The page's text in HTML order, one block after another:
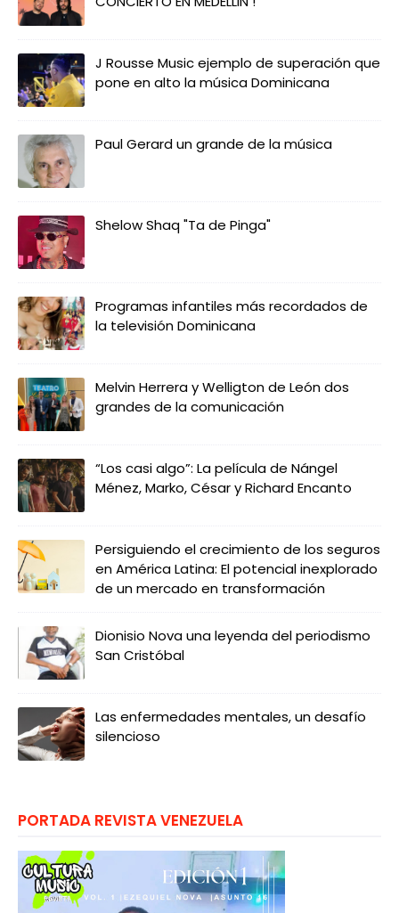
J Rousse Music ejemplo de superación que
pone en alto la música Dominicana
Paul Gerard un grande de la música
Shelow Shaq "Ta de Pinga"
Programas infantiles más recordados de
la televisión Dominicana
Melvin Herrera y Welligton de León dos
grandes de la comunicación
“Los casi algo”: La película de Nángel
Ménez, Marko, César y Richard Encanto
Persiguiendo el crecimiento de los seguros
en América Latina: El potencial inexplorado
de un mercado en transformación
Dionisio Nova una leyenda del periodismo
San Cristóbal
Las enfermedades mentales, un desafío
silencioso
PORTADA REVISTA VENEZUELA